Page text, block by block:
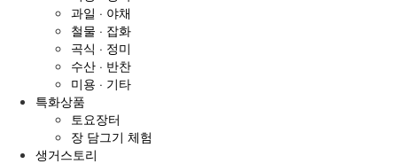
과일 · 야채
철물 · 잡화
곡식 · 정미
수산 · 반찬
미용 · 기타
특화상품
토요장터
장 담그기 체험
생거스토리